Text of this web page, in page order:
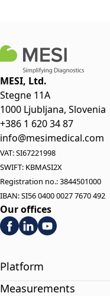
MESI, Ltd.
Stegne 11A
1000 Ljubljana, Slovenia
+386 1 620 34 87
info@mesimedical.com
VAT: SI67221998
SWIFT: KBMASI2X
Registration no.: 3844501000
IBAN: SI56 0400 0027 7670 492
Our offices
Platform
Measurements